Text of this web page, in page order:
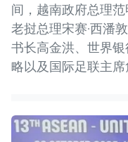
间，越南政府总理
老挝总理宋赛·西潘
书长高金洪、世界银
略以及国际足联主席